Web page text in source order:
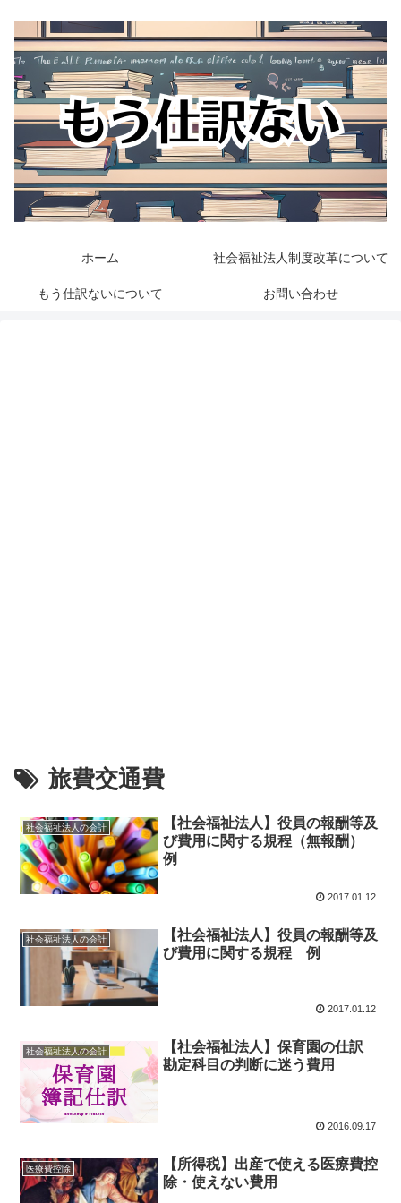
ホーム 社会福祉法人制度改革について
もう仕訳ないについて お問い合わせ
旅費交通費
社会福祉法人の会計
【社会福祉法人】役員の報酬等及
び費用に関する規程（無報酬）
例
2017.01.12
社会福祉法人の会計
【社会福祉法人】役員の報酬等及
び費用に関する規程 例
2017.01.12
社会福祉法人の会計
【社会福祉法人】保育園の仕訳
勘定科目の判断に迷う費用
2016.09.17
医療費控除
【所得税】出産で使える医療費控
除・使えない費用